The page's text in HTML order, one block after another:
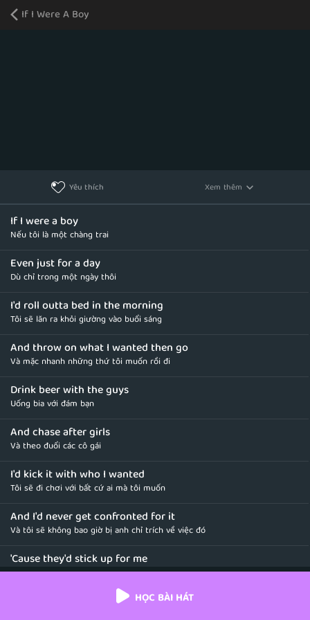
If I Were A Boy
Yêu thích Xem thêm
If I were a boy
Nếu tôi là một chàng trai
Even just for a day
Dù chỉ trong một ngày thôi
I'd roll outta bed in the morning
Tôi sẽ lăn ra khỏi giường vào buổi sáng
And throw on what I wanted then go
Và mặc nhanh những thứ tôi muốn rồi đi
Drink beer with the guys
Uống bia với đám bạn
And chase after girls
Và theo đuổi các cô gái
I'd kick it with who I wanted
Tôi sẽ đi chơi với bất cứ ai mà tôi muốn
And I'd never get confronted for it
Và tôi sẽ không bao giờ bị anh chỉ trích về việc đó
'Cause they'd stick up for me
Bởi vì họ sẽ luôn bênh vực tôi
HỌC BÀI HÁT